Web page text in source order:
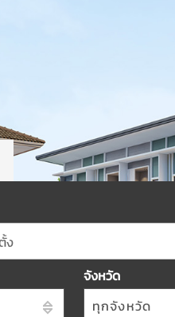
ง
จังหวัด
ทุกจังหวัด